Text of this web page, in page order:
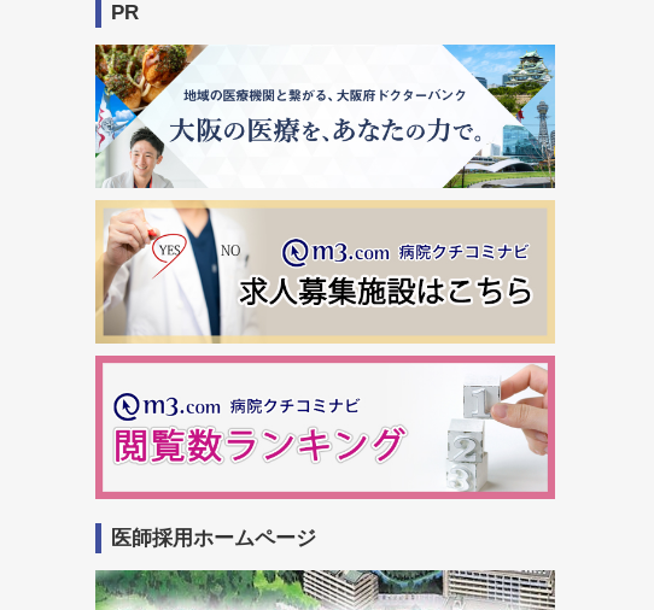
PR
医師採用ホームページ